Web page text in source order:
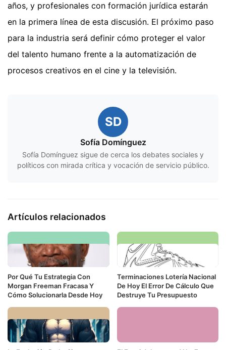
años, y profesionales con formación jurídica estarán
en la primera línea de esta discusión. El próximo paso
para la industria será definir cómo proteger el valor
del talento humano frente a la automatización de
procesos creativos en el cine y la televisión.
SD
Sofía Domínguez
Sofía Domínguez sigue de cerca los debates sociales y
políticos con mirada crítica y vocación de servicio público.
Artículos relacionados
Por Qué Tu Estrategia Con
Morgan Freeman Fracasa Y
Cómo Solucionarla Desde Hoy
Terminaciones Lotería Nacional
De Hoy El Error De Cálculo Que
Destruye Tu Presupuesto